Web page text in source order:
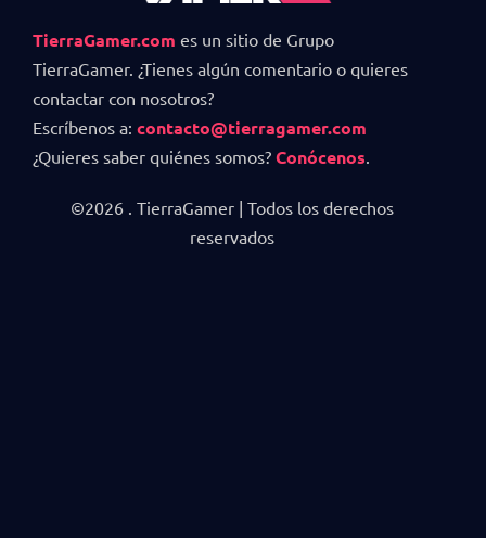
TierraGamer.com es un sitio de Grupo
TierraGamer. ¿Tienes algún comentario o quieres
contactar con nosotros?
Escríbenos a: contacto@tierragamer.com
¿Quieres saber quiénes somos? Conócenos.
©2026 . TierraGamer | Todos los derechos
reservados